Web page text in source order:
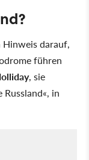
Hinweis darauf,
führen
, sie
in